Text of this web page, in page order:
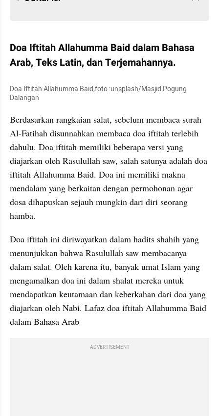
Doa Iftitah Allahumma Baid dalam Bahasa
Arab, Teks Latin, dan Terjemahannya.
Doa Iftitah Allahumma Baid,foto :unsplash/Masjid Pogung
Dalangan
Berdasarkan rangkaian salat, sebelum membaca surah
Al-Fatihah disunnahkan membaca doa iftitah terlebih
dahulu. Doa iftitah memiliki beberapa versi yang
diajarkan oleh Rasulullah saw, salah satunya adalah doa
iftitah Allahumma Baid. Doa ini memiliki makna
mendalam yang berkaitan dengan permohonan agar
dosa dihapuskan sejauh mungkin dari diri seorang
hamba.
Doa iftitah ini diriwayatkan dalam hadits shahih yang
menunjukkan bahwa Rasulullah saw membacanya
dalam salat. Oleh karena itu, banyak umat Islam yang
mengamalkan doa ini dalam shalat mereka untuk
mendapatkan keutamaan dan keberkahan dari doa yang
diajarkan oleh Nabi. Lafaz doa iftitah Allahumma Baid
dalam Bahasa Arab
ADVERTISEMENT